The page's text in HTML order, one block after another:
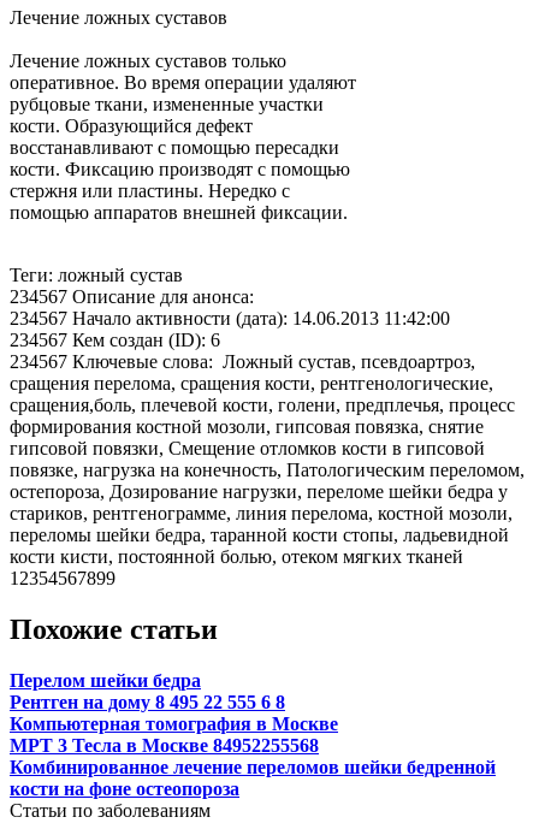
Лечение ложных суставов
Лечение ложных суставов только
оперативное. Во время операции удаляют
рубцовые ткани, измененные участки
кости. Образующийся дефект
восстанавливают с помощью пересадки
кости. Фиксацию производят с помощью
стержня или пластины. Нередко с
помощью аппаратов внешней фиксации.
Теги: ложный сустав
234567 Описание для анонса:
234567 Начало активности (дата): 14.06.2013 11:42:00
234567 Кем создан (ID): 6
234567 Ключевые слова: Ложный сустав, псевдоартроз,
сращения перелома, сращения кости, рентгенологические,
сращения,боль, плечевой кости, голени, предплечья, процесс
формирования костной мозоли, гипсовая повязка, снятие
гипсовой повязки, Смещение отломков кости в гипсовой
повязке, нагрузка на конечность, Патологическим переломом,
остепороза, Дозирование нагрузки, переломе шейки бедра у
стариков, рентгенограмме, линия перелома, костной мозоли,
переломы шейки бедра, таранной кости стопы, ладьевидной
кости кисти, постоянной болью, отеком мягких тканей
12354567899
Похожие статьи
Перелом шейки бедра
Рентген на дому 8 495 22 555 6 8
Компьютерная томография в Москве
МРТ 3 Тесла в Москве 84952255568
Комбинированное лечение переломов шейки бедренной
кости на фоне остеопороза
Статьи по заболеваниям